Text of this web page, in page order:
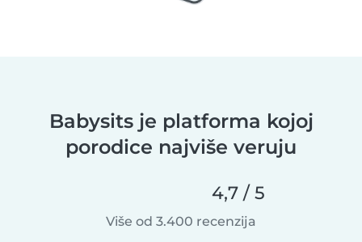
Babysits je platforma kojoj
porodice najviše veruju
4,7 / 5
Više od 3.400 recenzija